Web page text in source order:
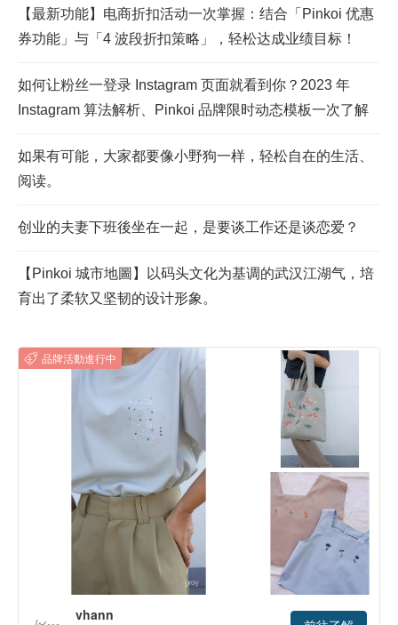
【最新功能】电商折扣活动一次掌握：结合「Pinkoi 优惠
券功能」与「4 波段折扣策略」，轻松达成业绩目标！
如何让粉丝一登录 Instagram 页面就看到你？2023 年
Instagram 算法解析、Pinkoi 品牌限时动态模板一次了解
如果有可能，大家都要像小野狗一样，轻松自在的生活、
阅读。
创业的夫妻下班後坐在一起，是要谈工作还是谈恋爱？
【Pinkoi 城市地圖】以码头文化为基调的武汉江湖气，培
育出了柔软又坚韧的设计形象。